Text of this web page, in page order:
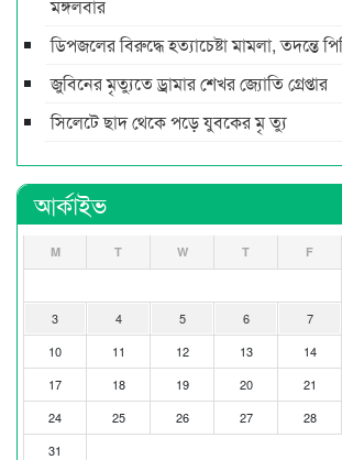
মঙ্গলবার
ডিপজলের বিরুদ্ধে হত্যাচেষ্টা মামলা, তদন্তে
জুবিনের মৃত্যুতে ড্রামার শেখর জ্যোতি গ্রেপ্তার
সিলেটে ছাদ থেকে পড়ে যুবকের মৃ ত্যু
আর্কাইভ
M T W T F
3
4 5 6 7
10
11 12 13 14
17
18 19 20 21
24
25 26 27 28
31